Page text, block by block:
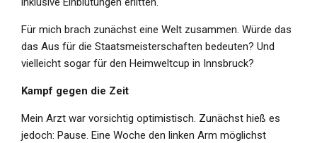
Für mich brach zunächst eine Welt zusammen. Würde das
das Aus für die Staatsmeisterschaften bedeuten? Und
vielleicht sogar für den Heimweltcup in Innsbruck?
Kampf gegen die Zeit
Mein Arzt war vorsichtig optimistisch. Zunächst hieß es
jedoch: Pause. Eine Woche den linken Arm möglichst